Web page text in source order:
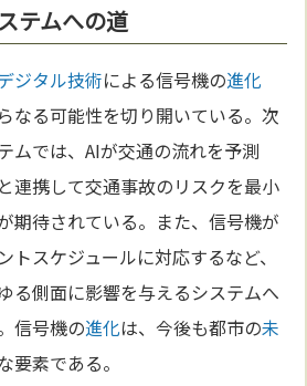
テムへの道
ジタル技術による信号機の進化
なる可能性を切り開いている。次
ムでは、AIが交通の流れを予測
と連携して交通事故のリスクを最小
期待されている。また、信号機が
トスケジュールに対応するなど、
る側面に影響を与えるシステムへ
信号機の進化は、今後も都市の未
要素である。